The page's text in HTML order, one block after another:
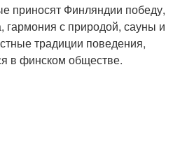
приносят Финляндии победу,
с природой, сауны и
традиции поведения,
в финском обществе.